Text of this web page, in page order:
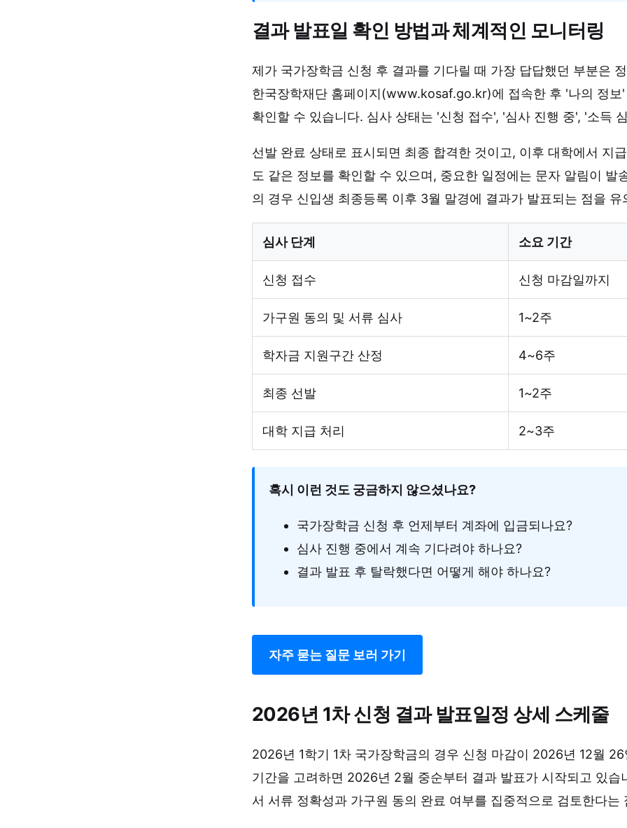
결과 발표일 확인 방법과 체계적인 모니터링
제가 국가장학금 신청 후 결과를 기다릴 때 가장 답답했던 부분은
한국장학재단 홈페이지(www.kosaf.go.kr)에 접속한 후 '나의 정보
확인할 수 있습니다. 심사 상태는 '신청 접수', '심사 진행 중', '소득
선발 완료 상태로 표시되면 최종 합격한 것이고, 이후 대학에서 지
도 같은 정보를 확인할 수 있으며, 중요한 일정에는 문자 알림이 발
의 경우 신입생 최종등록 이후 3월 말경에 결과가 발표되는 점을 유
심사 단계 소요 기간
신청 접수 신청 마감일까지
가구원 동의 및 서류 심사 1~2주
학자금 지원구간 산정 4~6주
최종 선발 1~2주
대학 지급 처리 2~3주
혹시 이런 것도 궁금하지 않으셨나요?
국가장학금 신청 후 언제부터 계좌에 입금되나요?
심사 진행 중에서 계속 기다려야 하나요?
결과 발표 후 탈락했다면 어떻게 해야 하나요?
자주 묻는 질문 보러 가기
2026년 1차 신청 결과 발표일정 상세 스케줄
2026년 1학기 1차 국가장학금의 경우 신청 마감이 2026년 12월
기간을 고려하면 2026년 2월 중순부터 결과 발표가 시작되고 있
서 서류 정확성과 가구원 동의 완료 여부를 집중적으로 검토한다는